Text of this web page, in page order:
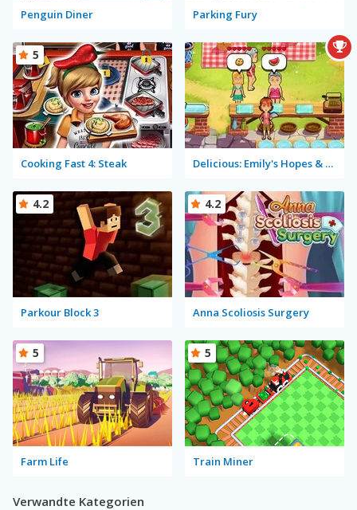
Penguin Diner Parking Fury
Cooking Fast 4: Steak
5
Delicious: Emily's Hopes & Fears
Parkour Block 3
4.2
Anna Scoliosis Surgery
4.2
Farm Life
5
Train Miner
5
Verwandte Kategorien